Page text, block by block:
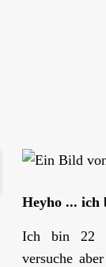
Heyho ... ich
Ich bin 22
versuche